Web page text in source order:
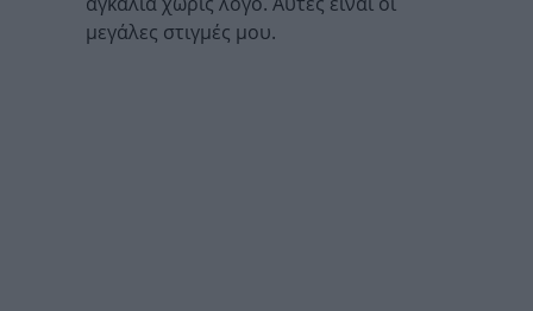
μεγάλες στιγμές μου.